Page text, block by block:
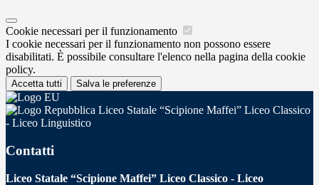
Cookie necessari per il funzionamento
I cookie necessari per il funzionamento non possono essere
disabilitati. È possibile consultare l'elenco nella pagina della cookie
policy.
Accetta tutti Salva le preferenze
Liceo Statale “Scipione Maffei” Liceo Classico
- Liceo Linguistico
Contatti
Liceo Statale “Scipione Maffei” Liceo Classico - Liceo